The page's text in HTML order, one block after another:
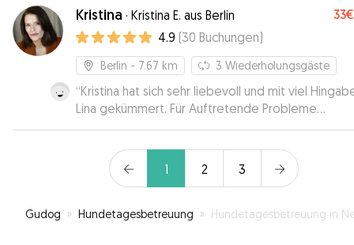
Kristina · Kristina E. aus Berlin 33€
4.9 (30 Buchungen)
Berlin - 7.67 km 3 Wiederholungsgäste
“Kristina hat sich sehr liebevoll und mit viel
Lina gekümmert. Für Auftretende Probleme
(Futterverweigerung u.a.) hat sie immer eine
Lina hat mit ihren 14 Jahren einige Gebrechen und
Allüren mit denen Kristina einen sehr guten Umgang
hat. Man merkt, dass Kristina sich vor allem auch
1 2 3
Gudog » Hundetagesbetreuung » Hundetagesbetreuung in Neu-Hohenschönhausen